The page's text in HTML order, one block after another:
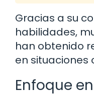
Gracias a su
habilidades,
han obtenido
en situaciones
Enfoque